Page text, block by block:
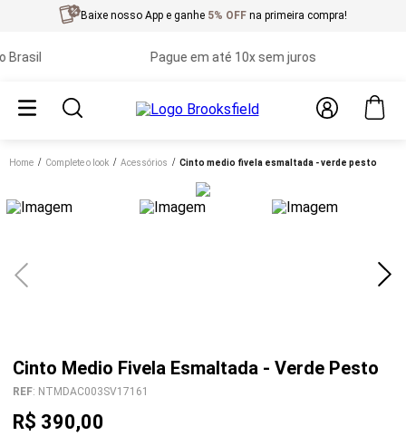
Baixe nosso App e ganhe 5% OFF na primeira compra!
Pague em até 10x sem juros
Home complete o look acessórios cinto medio fivela esmaltada - verde pesto
Cinto Medio Fivela Esmaltada - Verde Pesto
REF: NTMDAC003SV17161
R$ 390,00